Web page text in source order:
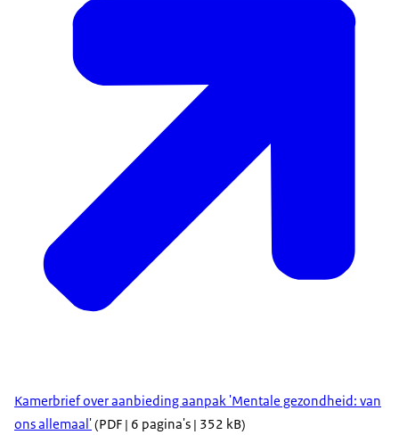
Kamerbrief over aanbieding aanpak 'Mentale gezondheid: van
ons allemaal'(PDF | 6 pagina's | 352 kB)